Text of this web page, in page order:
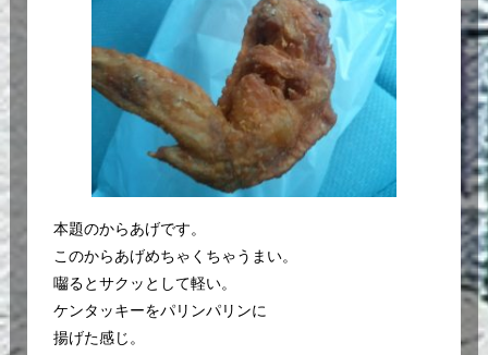
本題のからあげです。
このからあげめちゃくちゃうまい。
囓るとサクッとして軽い。
ケンタッキーをパリンパリンに
揚げた感じ。